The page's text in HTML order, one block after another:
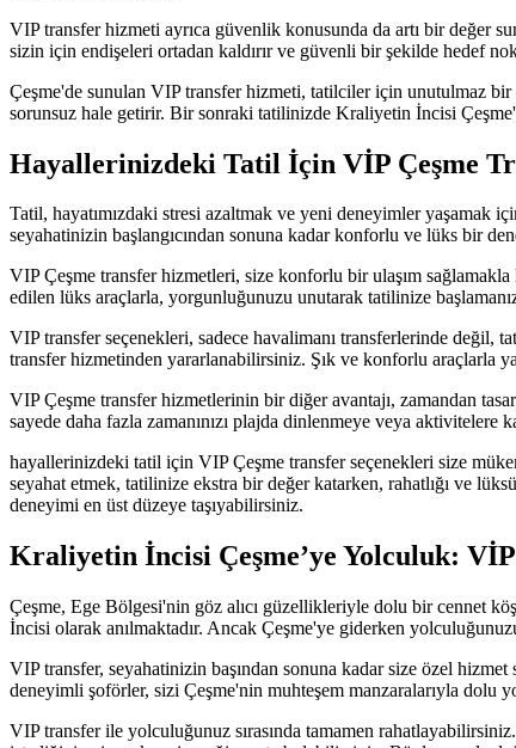
VIP transfer hizmeti ayrıca güvenlik konusunda da artı bir değer
sizin için endişeleri ortadan kaldırır ve güvenli bir şekilde hedef
Çeşme'de sunulan VIP transfer hizmeti, tatilciler için unutulmaz
sorunsuz hale getirir. Bir sonraki tatilinizde Kraliyetin İncisi
Hayallerinizdeki Tatil İçin VİP Çeşme
Tatil, hayatımızdaki stresi azaltmak ve yeni deneyimler yaşamak
seyahatinizin başlangıcından sonuna kadar konforlu ve lüks bir
VIP Çeşme transfer hizmetleri, size konforlu bir ulaşım
edilen lüks araçlarla, yorgunluğunuzu unutarak tatilinize
VIP transfer seçenekleri, sadece havalimanı transferlerinde değil,
transfer hizmetinden yararlanabilirsiniz. Şık ve konforlu araçlarla
VIP Çeşme transfer hizmetlerinin bir diğer avantajı, zamandan
sayede daha fazla zamanınızı plajda dinlenmeye veya aktivitelere
hayallerinizdeki tatil için VIP Çeşme transfer seçenekleri size
seyahat etmek, tatilinize ekstra bir değer katarken, rahatlığı ve
deneyimi en üst düzeye taşıyabilirsiniz.
Kraliyetin İncisi Çeşme’ye Yolculuk:
Çeşme, Ege Bölgesi'nin göz alıcı güzellikleriyle dolu bir cennet
İncisi olarak anılmaktadır. Ancak Çeşme'ye giderken
VIP transfer, seyahatinizin başından sonuna kadar size özel
deneyimli şoförler, sizi Çeşme'nin muhteşem manzaralarıyla dolu
VIP transfer ile yolculuğunuz sırasında tamamen